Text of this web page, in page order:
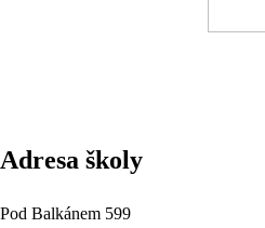
Adresa školy
Pod Balkánem 599